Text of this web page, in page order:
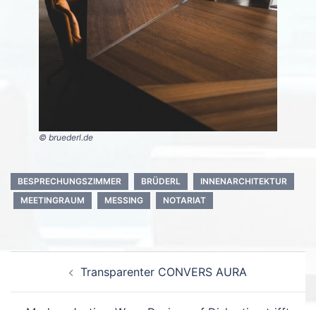
© bruederl.de
BESPRECHUNGSZIMMER BRÜDERL
INNENARCHITEKTUR
MEETINGRAUM
MESSING NOTARIAT
NavigationTransparenter CONVERS AURA